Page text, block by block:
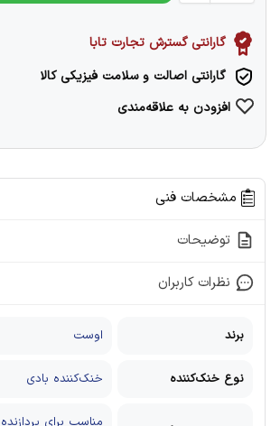
گارانتی گسترش تجارت تابا
گارانتی اصالت و سلامت فیزیکی کالا
افزودن به علاقه‌مندی
مشخصات فنی
توضیحات
نظرات کاربران
برند اوست
نوع خنک‌کننده خنک‌کننده بادی
مناسب برای